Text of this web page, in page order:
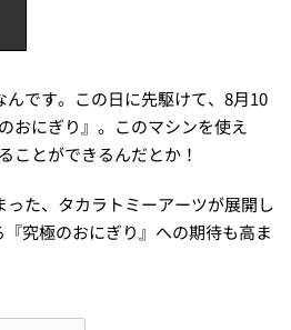
です。この日に先駆けて、8月10
おにぎり』。このマシンを使え
ことができるんだとか！
た、タカラトミーアーツが展開し
究極のおにぎり』への期待も高ま